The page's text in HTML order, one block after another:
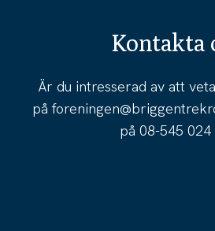
Kontakta
Är du intresserad av att
på
på 08-545 024